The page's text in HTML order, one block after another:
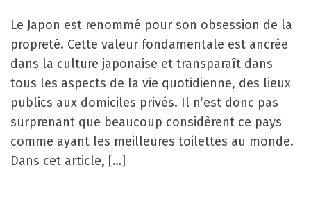
Le Japon est renommé pour son obsession de la
propreté. Cette valeur fondamentale est ancrée
dans la culture japonaise et transparaît dans
tous les aspects de la vie quotidienne, des lieux
publics aux domiciles privés. Il n’est donc pas
surprenant que beaucoup considèrent ce pays
comme ayant les meilleures toilettes au monde.
Dans cet article, […]